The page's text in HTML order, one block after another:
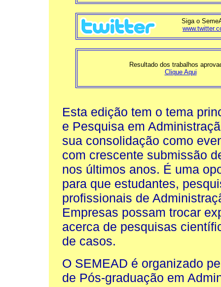
Siga o
Resultado dos trabalhos
Clique Aqui
Esta edição tem o tema
e Pesquisa em
sua consolidação como
com crescente submissão
nos últimos anos. É uma
para que estudantes,
profissionais de
Empresas possam trocar
acerca de pesquisas
de casos.
O SEMEAD é organizado
de Pós-graduação em